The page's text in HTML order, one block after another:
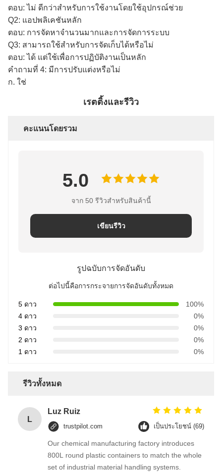
ตอบ: ไม่ ดีกว่าสำหรับการใช้งานโดยใช้อุปกรณ์ช่วย
Q2: แอปพลิเคชันหลัก
ตอบ: การจัดหาจำนวนมากและการจัดการระบบ
Q3: สามารถใช้สำหรับการจัดเก็บได้หรือไม่
ตอบ: ได้ แต่ใช้เพื่อการปฏิบัติงานเป็นหลัก
คำถามที่ 4: มีการปรับแต่งหรือไม่
ก. ใช่
เรตติ้งและรีวิว
คะแนนโดยรวม
5.0
จาก 50 รีวิวสําหรับสินค้านี้
เขียนรีวิว
รูปฉบับการจัดอันดับ
ต่อไปนี้คือการกระจายการจัดอันดับทั้งหมด
5 ดาว
100%
4 ดาว
0%
3 ดาว
0%
2 ดาว
0%
1 ดาว
0%
รีวิวทั้งหมด
L
Luz Ruiz
trustpilot.com เป็นประโยชน์ (69)
Our chemical manufacturing factory introduces
800L round plastic containers to match the whole
set of industrial material handling systems.